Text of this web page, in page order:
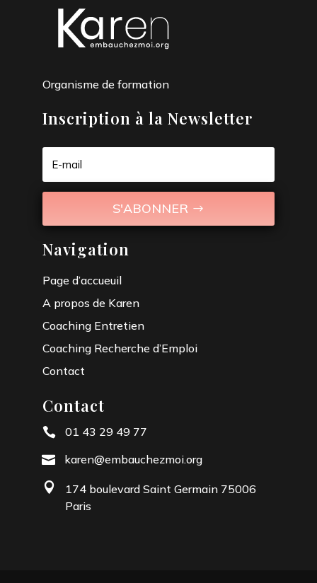
Organisme de formation
Inscription à la Newsletter
S'ABONNER
Navigation
Page d’accueuil
A propos de Karen
Coaching Entretien
Coaching Recherche d’Emploi
Contact
Contact
 01 43 29 49 77
 karen@embauchezmoi.org

174 boulevard Saint Germain 75006
Paris